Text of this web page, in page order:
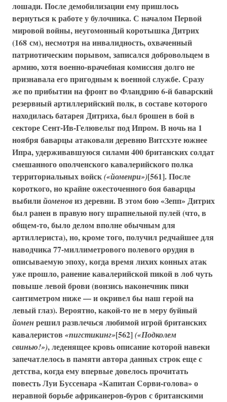
лошади. После демобилизации ему пришлось
вернуться к работе у булочника. С началом Первой
мировой войны, неугомонный коротышка Дитрих
(168 см), несмотря на инвалидность, охваченный
патриотическим порывом, записался добровольцем в
армию, хотя военно-врачебная комиссия долго не
признавала его пригодным к военной службе. Сразу
же по прибытии на фронт во Фландрию6-й баварский
резервный артиллерийский полк, в составе которого
находилась батарея Дитриха, был брошен в бой в
секторе Сент-Ив-Гелювельт под Ипром. В ночь на 1
ноября баварцы атаковали деревню Витсхэте южнее
Ипра, удерживавшуюся силами 400 британских солдат
смешанного ополченского кавалерийского полка
территориальных войск(«йоменри»)[561]. После
короткого, но крайне ожесточенного боя баварцы
выбилийоменовиз деревни. В этом бою «Зепп» Дитрих
был ранен в правую ногу шрапнельной пулей (что, в
общем-то, было делом вполне обычным для
артиллериста), но, кроме того, получил редчайшее для
наводчика 77-миллиметрового полевого орудия в
описываемую эпоху, когда время лихих конных атак
уже прошло, ранение кавалерийской пикой в лоб чуть
повыше левой брови (вонзись наконечник пики
сантиметром ниже — и окривел бы наш герой на
левый глаз). Вероятно, какой-то не в меру буйный
йоменрешил развлечься любимой игрой британских
кавалеристов «пигстикинг»[562](«Подколем
свинью!»), леденящее кровь описание которой навеки
запечатлелось в памяти автора данных строк еще с
детства, когда ему впервые довелось прочитать
повесть Луи Буссенара «Капитан Сорви-голова» о
неравной борьбе африканеров-буров с британскими